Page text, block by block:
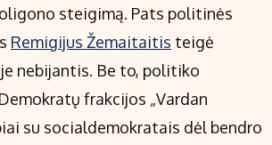
steigimą. Pats politinės
Remigijus Žemaitaitis teigė
nebijantis. Be to, politiko
frakcijos „Vardan
su socialdemokratais dėl bendro